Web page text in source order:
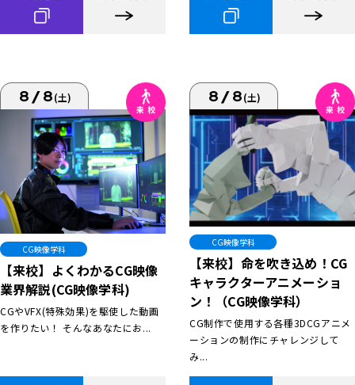
8/8(土)
CG映像学科
【来校】よくわかるCG映像
業界解説(CG映像学科)
CGやVFX(特殊効果)を駆使した動画
を作りたい！ そんなあなたにお...
8/8(土)
CG映像学科
【来校】命を吹き込め！CG
キャラクターアニメーショ
ン！（CG映像学科）
CG制作で使用する各種3DCGアニメ
ーションの制作にチャレンジして
み...